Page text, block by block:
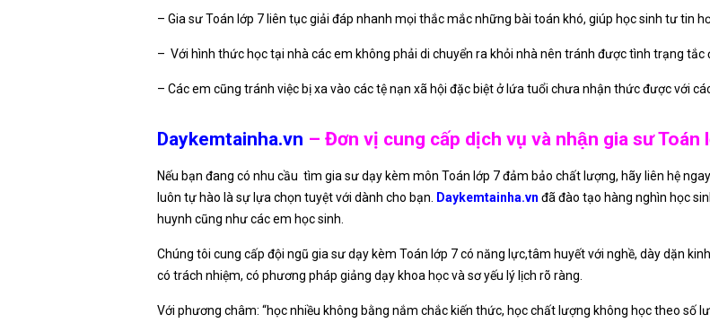
– Gia sư Toán lớp 7 liên tục giải đáp nhanh mọi thắc mắc những bài toán khó, giúp học sinh tư tin
– Với hình thức học tại nhà các em không phải di chuyển ra khỏi nhà nên tránh được tình trạng
– Các em cũng tránh việc bị xa vào các tệ nạn xã hội đặc biệt ở lứa tuổi chưa nhận thức được với
Daykemtainha.vn – Đơn vị cung cấp dịch vụ và nhận gia sư Toán
Nếu bạn đang có nhu cầu tìm gia sư dạy kèm môn Toán lớp 7 đảm bảo chất lượng, hãy liên hệ
luôn tự hào là sự lựa chọn tuyệt với dành cho bạn. Daykemtainha.vn đã đào tạo hàng nghìn học
huynh cũng như các em học sinh.
Chúng tôi cung cấp đội ngũ gia sư dạy kèm Toán lớp 7 có năng lực,tâm huyết với nghề, dày dặn
có trách nhiệm, có phương pháp giảng dạy khoa học và sơ yếu lý lịch rõ ràng.
Với phương châm: “học nhiều không bằng nắm chắc kiến thức, học chất lượng không học theo số